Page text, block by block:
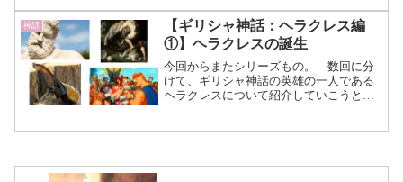
れ埋葬した後、集会を開いて競技会を催
しました。 一説にはこ...（続きを読
む）
神話
【ギリシャ神話：ヘラクレス編
①】ヘラクレスの誕生
今回からまたシリーズもの。 数回に分
けて、ギリシャ神話の英雄の一人である
ヘラクレスについて紹介していこうと思
む）